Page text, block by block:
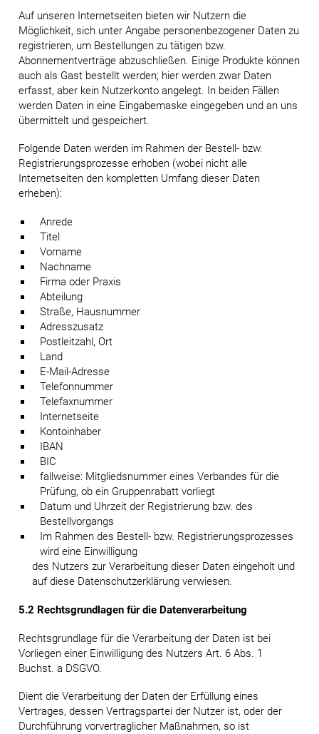
Auf unseren Internetseiten bieten wir Nutzern die
Möglichkeit, sich unter Angabe personenbezogener Daten zu
registrieren, um Bestellungen zu tätigen bzw.
Abonnementverträge abzuschließen. Einige Produkte können
auch als Gast bestellt werden; hier werden zwar Daten
erfasst, aber kein Nutzerkonto angelegt. In beiden Fällen
werden Daten in eine Eingabemaske eingegeben und an uns
übermittelt und gespeichert.
Folgende Daten werden im Rahmen der Bestell- bzw.
Registrierungsprozesse erhoben (wobei nicht alle
Internetseiten den kompletten Umfang dieser Daten
erheben):
Anrede
Titel
Vorname
Nachname
Firma oder Praxis
Abteilung
Straße, Hausnummer
Adresszusatz
Postleitzahl, Ort
Land
E-Mail-Adresse
Telefonnummer
Telefaxnummer
Internetseite
Kontoinhaber
IBAN
BIC
fallweise: Mitgliedsnummer eines Verbandes für die
Prüfung, ob ein Gruppenrabatt vorliegt
Datum und Uhrzeit der Registrierung bzw. des
Bestellvorgangs
Im Rahmen des Bestell- bzw. Registrierungsprozesses
wird eine Einwilligung
des Nutzers zur Verarbeitung dieser Daten eingeholt und
auf diese Datenschutzerklärung verwiesen.
5.2 Rechtsgrundlagen für die Datenverarbeitung
Rechtsgrundlage für die Verarbeitung der Daten ist bei
Vorliegen einer Einwilligung des Nutzers Art. 6 Abs. 1
Buchst. a DSGVO.
Dient die Verarbeitung der Daten der Erfüllung eines
Vertrages, dessen Vertragspartei der Nutzer ist, oder der
Durchführung vorvertraglicher Maßnahmen, so ist